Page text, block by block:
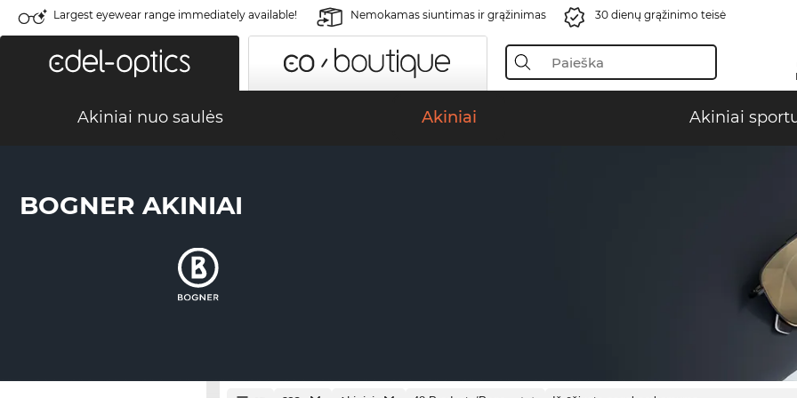
Largest eyewear range immediately available! Nemokamas siuntimas ir grąžinimas 30 dienų grąžinimo teisė
Akiniai nuo saulės Akiniai Akiniai
BOGNER AKINIAI